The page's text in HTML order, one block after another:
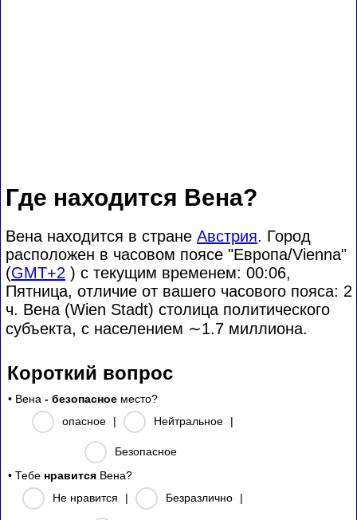
Где находится Вена?
Вена находится в стране Австрия. Город
расположен в часовом поясе "Европа/Vienna"
(GMT+2 ) с текущим временем: 00:06,
Пятница, отличие от вашего часового пояса: 2
ч. Вена (Wien Stadt) столица политического
субъекта, с населением ∼1.7 миллиона.
Короткий вопрос
• Вена - безопасное место?
опасное
| Нейтральное |
Безопасное
• Тебе нравится Вена?
Не нравится
| Безразлично |